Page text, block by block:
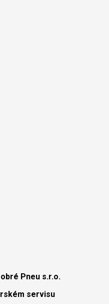
Pneu s.r.o.
servisu